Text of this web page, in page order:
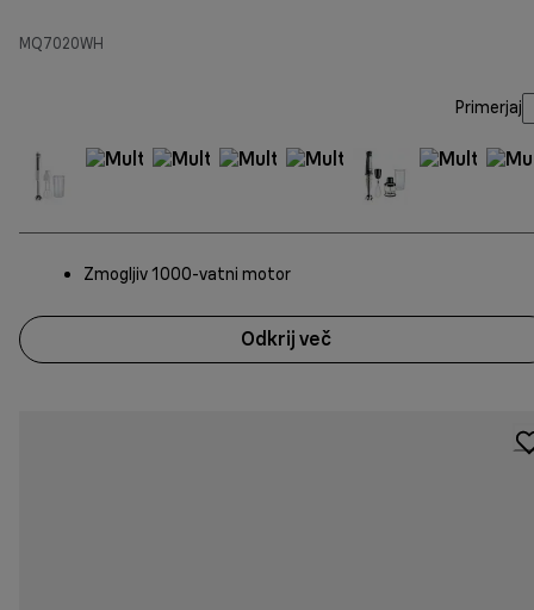
MQ7020WH
Primerjaj
Zmogljiv 1000-vatni motor
Odkrij več